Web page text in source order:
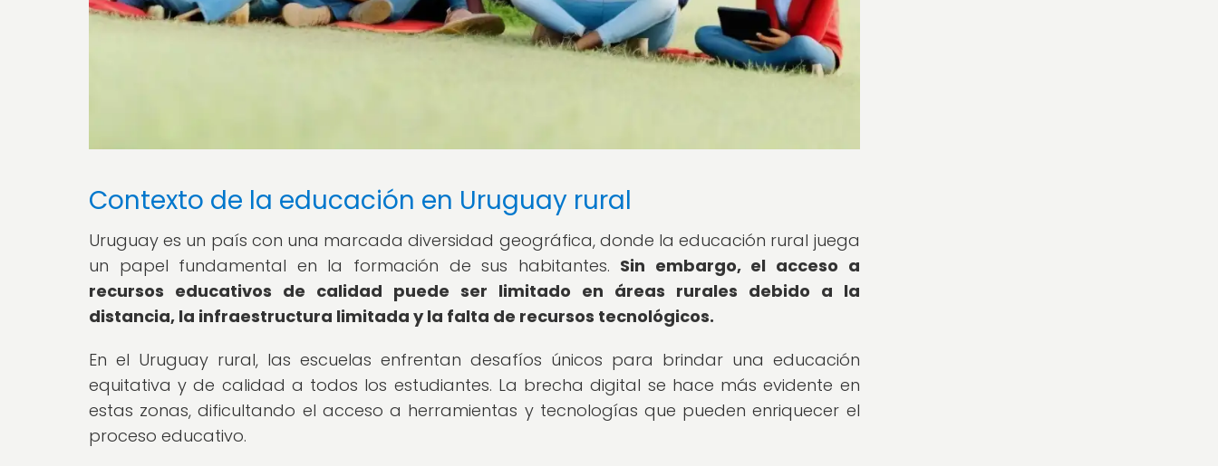
Contexto de la educación en Uruguay rural
Uruguay es un país con una marcada diversidad geográfica, donde la educación rural juega
un papel fundamental en la formación de sus habitantes. Sin embargo, el acceso a
recursos educativos de calidad puede ser limitado en áreas rurales debido a la
distancia, la infraestructura limitada y la falta de recursos tecnológicos.
En el Uruguay rural, las escuelas enfrentan desafíos únicos para brindar una educación
equitativa y de calidad a todos los estudiantes. La brecha digital se hace más evidente en
estas zonas, dificultando el acceso a herramientas y tecnologías que pueden enriquecer el
proceso educativo.